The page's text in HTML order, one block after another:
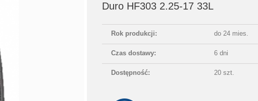
Duro HF303 2.25-17 33L
Rok produkcji: do 24 mies.
Czas dostawy: 6 dni
Dostępność: 20 szt.